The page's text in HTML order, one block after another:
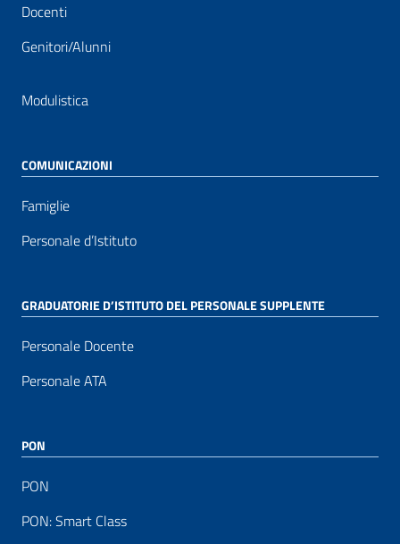
Docenti
Genitori/Alunni
Modulistica
COMUNICAZIONI
Famiglie
Personale d’Istituto
GRADUATORIE D’ISTITUTO DEL PERSONALE SUPPLENTE
Personale Docente
Personale ATA
PON
PON
PON: Smart Class